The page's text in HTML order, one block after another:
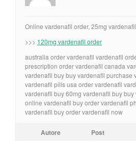
Online vardenafil order, 25mg
>>> 120mg vardenafil order
australia order vardenafil vardenafil
prescription order vardenafil canada
vardenafil buy buy vardenafil purchase
vardenafil pills usa order vardenafil
vardenafil buy 60mg vardenafil buy
online vardenafil buy order vardenafil
vardenafil buy order vardenafil now
Autore Post